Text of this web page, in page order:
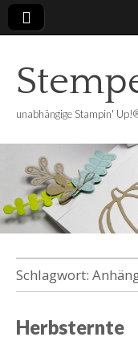
unabhängige Stampin'
Schlagwort:
Herbsternte